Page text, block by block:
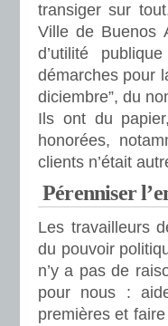
transiger sur
Ville de Buenos
d’utilité
démarches pour
diciembre”, du
Ils ont du
honorées,
clients n’était
Pérenniser
Les travailleurs
du pouvoir
n’y a pas de
pour nous :
premières et